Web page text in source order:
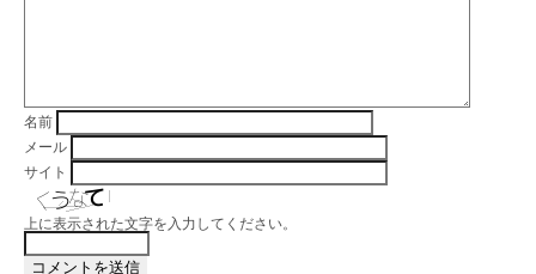
名前
メール
サイト
上に表示された文字を入力してください。